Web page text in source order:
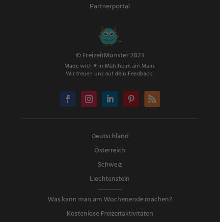
Partnerportal
© FreizeitMonster 2023
Made with ♥ in Mühlheim am Main.
Wir freuen uns auf dein Feedback!
Deutschland
Österreich
Schweiz
Liechtenstein
Was kann man am Wochenende machen?
Kostenlose Freizeitaktivitäten